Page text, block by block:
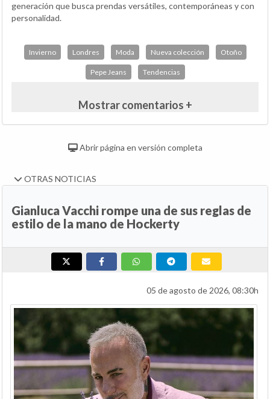
generación que busca prendas versátiles, contemporáneas y con
personalidad.
Invierno Londres Moda Nueva colección Otoño
Pepe Jeans Tendencias
Mostrar comentarios +
Abrir página en versión completa
OTRAS NOTICIAS
Gianluca Vacchi rompe una de sus reglas de
estilo de la mano de Hockerty
05 de agosto de 2026, 08:30h